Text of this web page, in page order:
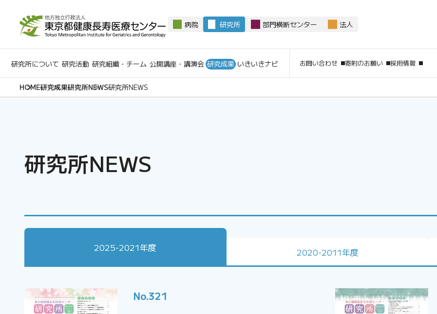
病院 研究所 部門横断センター 法人
研究所について 研究活動 研究組織・チーム 公開講座・講演会 研究成果 いきいきナビ お問い合わせ 寄附のお願い 採用情報
研究成果研究所NEWS研究所NEWS
研究所NEWS
2025-2021年度 2020-2011年度
No.321